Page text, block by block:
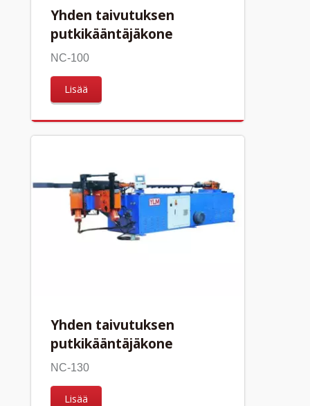
Yhden taivutuksen
putkikääntäjäkone
NC-100
Lisää
Yhden taivutuksen
putkikääntäjäkone
NC-130
Lisää